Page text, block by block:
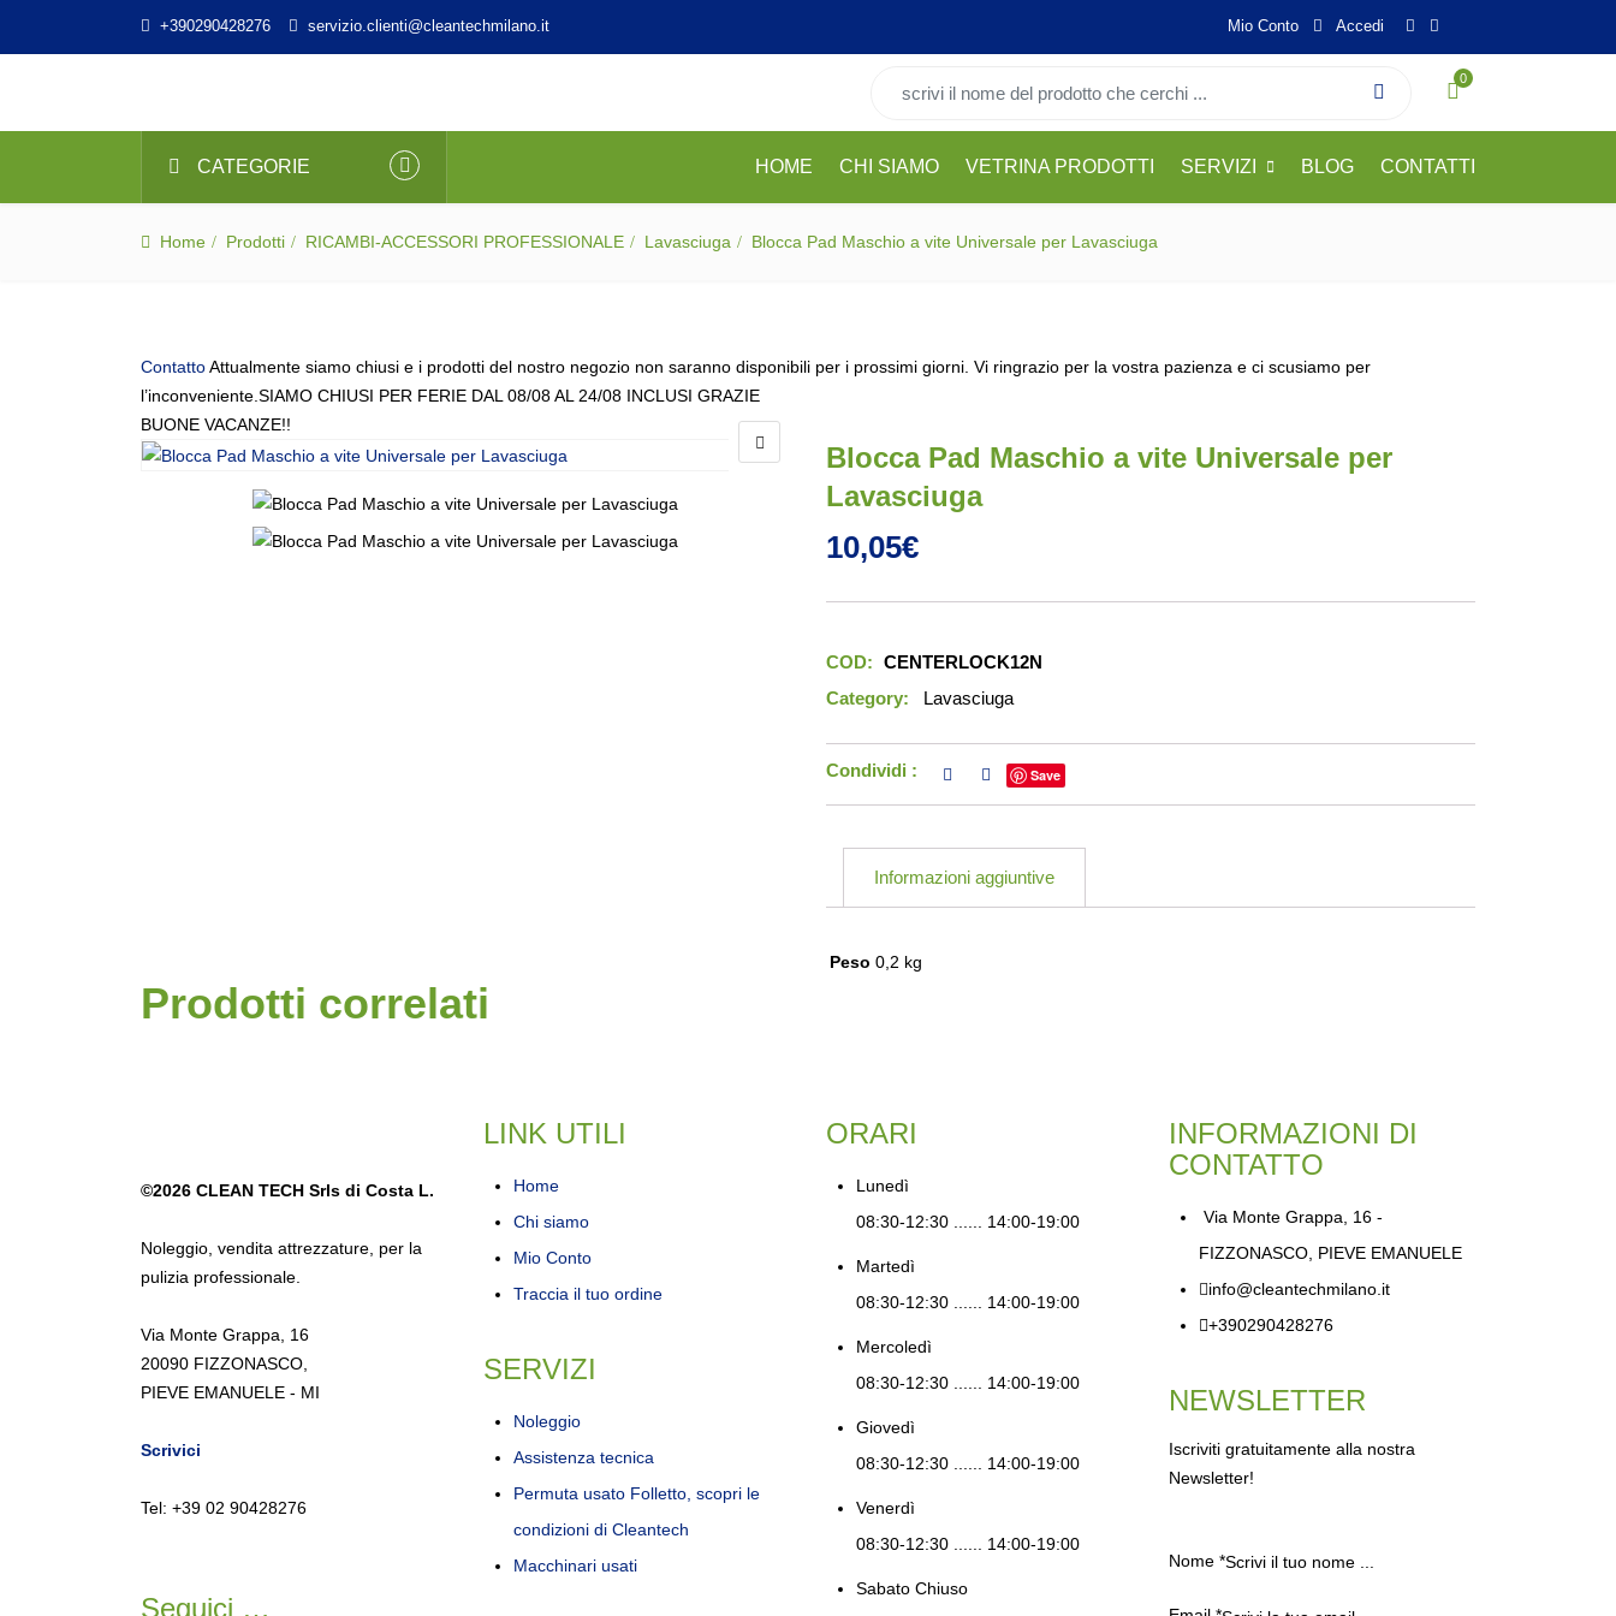
+390290428276 servizio.clienti@cleantechmilano.it Mio Conto Accedi
0
CATEGORIE HOME CHI SIAMO VETRINA PRODOTTI SERVIZI BLOG CONTATTI
Home Prodotti RICAMBI-ACCESSORI PROFESSIONALE Lavasciuga Blocca Pad Maschio a vite Universale per Lavasciuga
ContattoAttualmente siamo chiusi e i prodotti del nostro negozio non saranno disponibili per i prossimi giorni. Vi ringrazio per la vostra pazienza e ci scusiamo per
l’inconveniente.SIAMO CHIUSI PER FERIE DAL 08/08 AL 24/08 INCLUSI GRAZIE
BUONE VACANZE!!
Blocca Pad Maschio a vite Universale per
Lavasciuga
10,05€
COD: CENTERLOCK12N
Category:
Lavasciuga
Condividi : Save
Informazioni aggiuntive
Peso 0,2 kg
Prodotti correlati
©2026 CLEAN TECH Srls di Costa L.
Noleggio vendita attrezzature per la
pulizia professionale.
Via Monte Grappa, 16
20090 FIZZONASCO,
PIEVE EMANUELE - MI
Scrivici
Tel: +39 02 90428276
Seguici …
LINK UTILI
Home
Chi siamo
Mio Conto
Traccia il tuo ordine
SERVIZI
Noleggio
Assistenza tecnica
Permuta usato Folletto, scopri le
condizioni di Cleantech
Macchinari usati
ORARI
Lunedì
08:30-12:30 ...... 14:00-19:00
Martedì
08:30-12:30 ...... 14:00-19:00
Mercoledì
08:30-12:30 ...... 14:00-19:00
Giovedì
08:30-12:30 ...... 14:00-19:00
Venerdì
08:30-12:30 ...... 14:00-19:00
Sabato Chiuso
INFORMAZIONI DI
CONTATTO
Via Monte Grappa, 16 -
FIZZONASCO, PIEVE EMANUELE
info@cleantechmilano.it
+390290428276
NEWSLETTER
Iscriviti gratuitamente alla nostra
Newsletter!
Nome *